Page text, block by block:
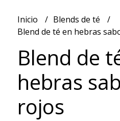
Inicio
Blends de té
Blend de té en hebras
Blend de
hebras
rojos